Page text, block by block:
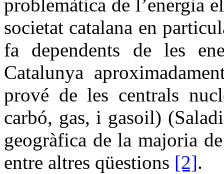
problemàtica de l’energia
societat catalana en
fa dependents de les
Catalunya
prové de les centrals
carbó, gas, i gasoil)
geogràfica de la majoria
entre altres qüestions [2].